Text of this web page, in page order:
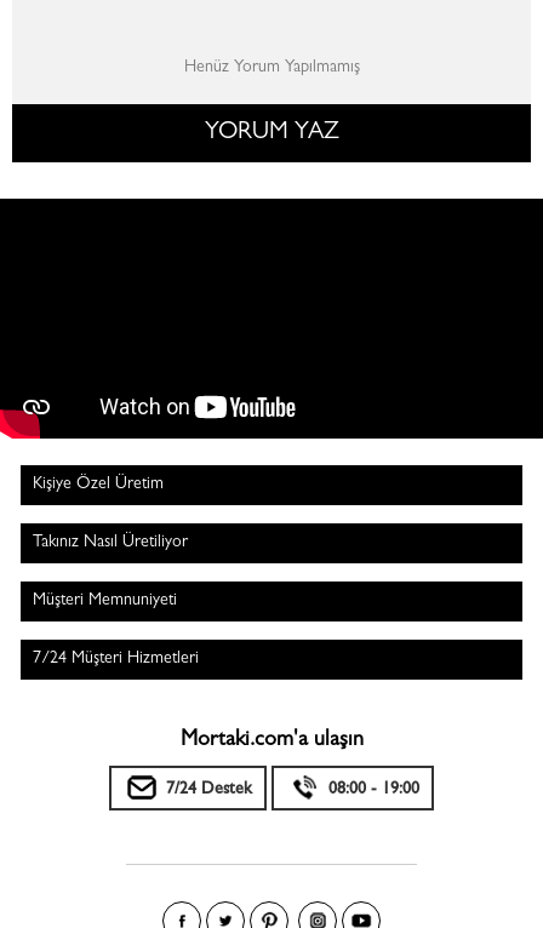
Henüz Yorum Yapılmamış
YORUM YAZ
Kişiye Özel Üretim
Takınız Nasıl Üretiliyor
Müşteri Memnuniyeti
7/24 Müşteri Hizmetleri
Mortaki.com'a ulaşın
7/24 Destek 08:00 - 19:00